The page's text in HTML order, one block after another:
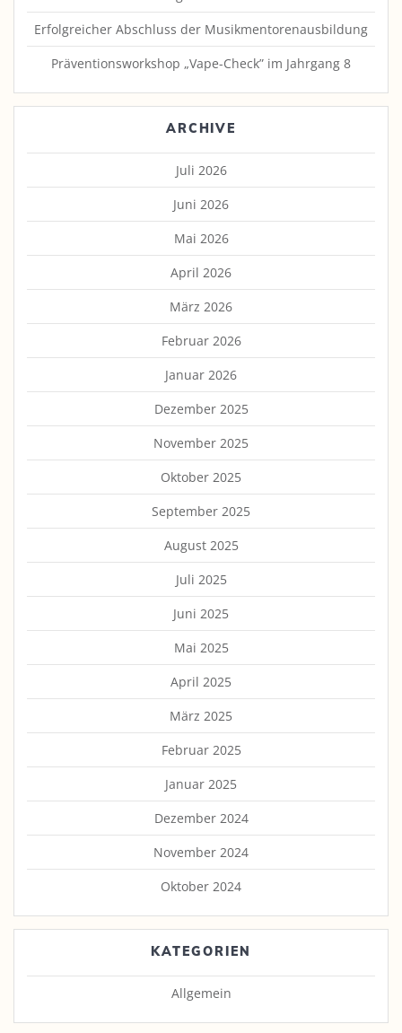
Erfolgreicher Abschluss der Musikmentorenausbildung
Präventionsworkshop „Vape-Check” im Jahrgang 8
ARCHIVE
Juli 2026
Juni 2026
Mai 2026
April 2026
März 2026
Februar 2026
Januar 2026
Dezember 2025
November 2025
Oktober 2025
September 2025
August 2025
Juli 2025
Juni 2025
Mai 2025
April 2025
März 2025
Februar 2025
Januar 2025
Dezember 2024
November 2024
Oktober 2024
KATEGORIEN
Allgemein